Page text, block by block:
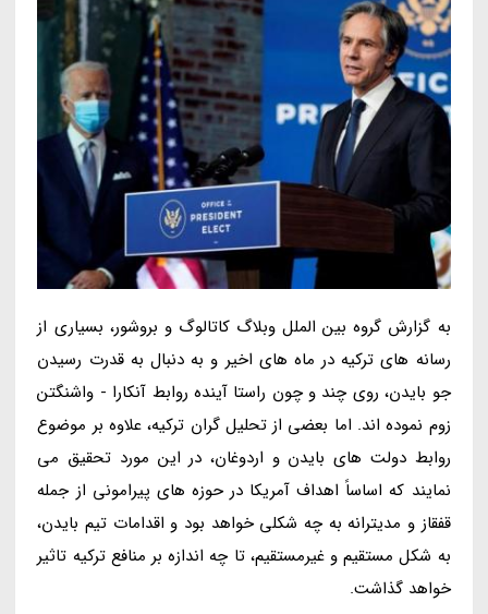
به گزارش گروه بین الملل وبلاگ کاتالوگ و بروشور، بسیاری از
رسانه های ترکیه در ماه های اخیر و به دنبال به قدرت رسیدن
جو بایدن، روی چند و چون راستا آینده روابط آنکارا - واشنگتن
زوم نموده اند. اما بعضی از تحلیل گران ترکیه، علاوه بر موضوع
روابط دولت های بایدن و اردوغان، در این مورد تحقیق می
نمایند که اساساً اهداف آمریکا در حوزه های پیرامونی از جمله
قفقاز و مدیترانه به چه شکلی خواهد بود و اقدامات تیم بایدن،
به شکل مستقیم و غیرمستقیم، تا چه اندازه بر منافع ترکیه تاثیر
خواهد گذاشت.